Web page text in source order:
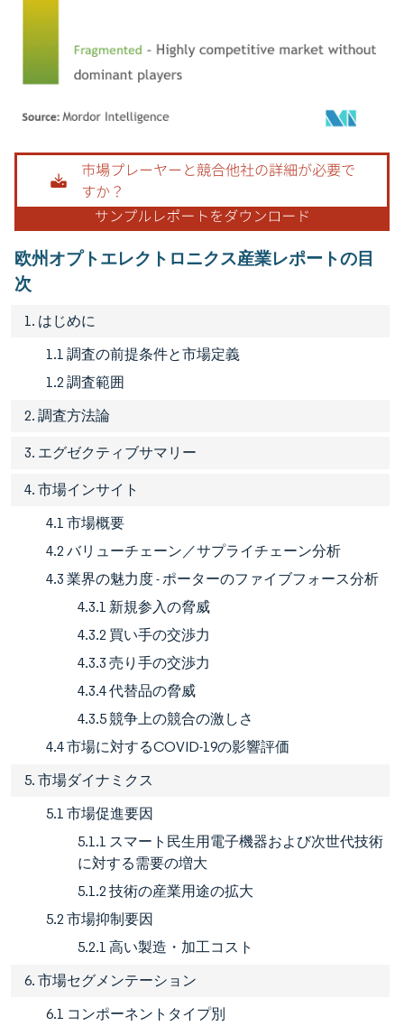
画像 © Mordor Intelligence。再利用にはCC BY 4.0の表示が必要です。
欧州オプトエレクトロニクス産業レポートの目
次
1. はじめに
1.1 調査の前提条件と市場定義
1.2 調査範囲
2. 調査方法論
3. エグゼクティブサマリー
4. 市場インサイト
4.1 市場概要
4.2 バリューチェーン／サプライチェーン分析
4.3 業界の魅力度 - ポーターのファイブフォース分析
4.3.1 新規参入の脅威
4.3.2 買い手の交渉力
4.3.3 売り手の交渉力
4.3.4 代替品の脅威
4.3.5 競争上の競合の激しさ
4.4 市場に対するCOVID-19の影響評価
5. 市場ダイナミクス
5.1 市場促進要因
5.1.1 スマート民生用電子機器および次世代技術
に対する需要の増大
5.1.2 技術の産業用途の拡大
5.2 市場抑制要因
5.2.1 高い製造・加工コスト
6. 市場セグメンテーション
6.1 コンポーネントタイプ別